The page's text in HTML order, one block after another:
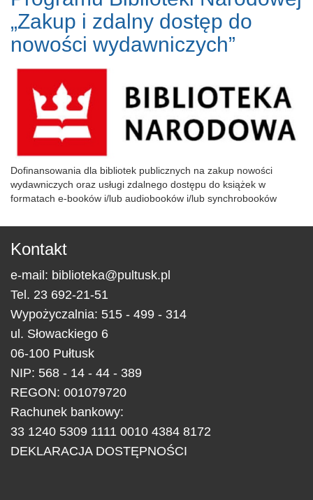
„Zakup i zdalny dostęp do
nowości wydawniczych”
Dofinansowania dla bibliotek publicznych na zakup nowości
wydawniczych oraz usługi zdalnego dostępu do książek w
formatach e-booków i/lub audiobooków i/lub synchrobooków
Kontakt
e-mail: biblioteka@pultusk.pl
Tel. 23 692-21-51
Wypożyczalnia: 515 - 499 - 314
ul. Słowackiego 6
06-100 Pułtusk
NIP: 568 - 14 - 44 - 389
REGON: 001079720
Rachunek bankowy:
33 1240 5309 1111 0010 4384 8172
DEKLARACJA DOSTĘPNOŚCI